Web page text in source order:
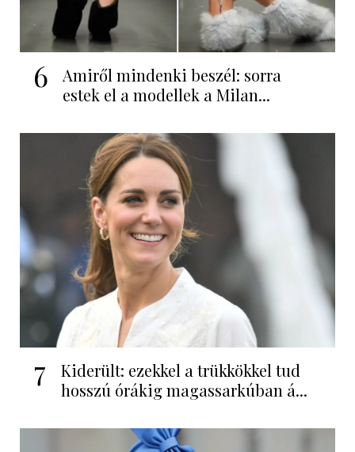
6
Amiről mindenki beszél: sorra
estek el a modellek a Milan...
7
Kiderült: ezekkel a trükkökkel tud
hosszú órákig magassarkúban á...